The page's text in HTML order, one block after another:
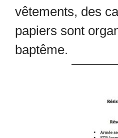
vêtements, des
papiers sont
baptême.